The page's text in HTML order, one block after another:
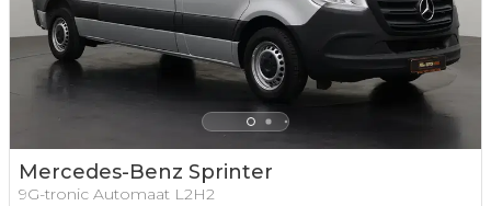
Mercedes-Benz Sprinter
9G-tronic Automaat L2H2